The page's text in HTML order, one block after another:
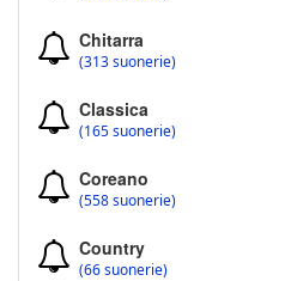
Chitarra
(313 suonerie)
Classica
(165 suonerie)
Coreano
(558 suonerie)
Country
(66 suonerie)